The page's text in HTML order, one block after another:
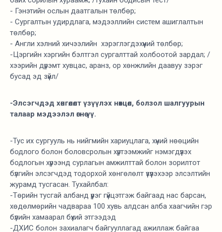
- Гэнэтийн ослын даатгалын төлбөр;
- Сургалтын удирдлага, мэдээллийн систем ашиглалтын
төлбөр;
- Aнгли хэлний хичээлийн хэрэглэгдэхүүний төлбөр;
-Цэргийн хэргийн бэлтгэл сургалттай холбоотой зардал; /
хээрийн дүрэмт хувцас, аранз, ор хөнжлийн даавуу зэрэг
бусад эд зүйл/
-Элсэгчдэд хөнгөлөлт үзүүлэх нөхцөл, болзол шалгуурын
талаар мэдээлэл өгнө үү.
-Тус их сургууль нь нийгмийн хариуцлага, хүний нөөцийн
бодлого болон боловсролын хүртээмжийг нэмэгдүүлэх
бодлогын хүрээнд сурлагын амжилттай болон зорилтот
бүлгийн элсэгчдэд тодорхой хөнгөлөлт үзүүлэхээр элсэлтийн
журамд тусгасан. Тухайлбал:
-Төрийн тусгай албанд үүрэг гүйцэтгэж байгаад нас барсан,
хөдөлмөрийн чадвараа 100 хувь алдсан алба хаагчийн гэр
бүлийн хамаарал бүхий этгээдэд
-ДХИС болон захиалагч байгууллагад ажиллаж байгаа